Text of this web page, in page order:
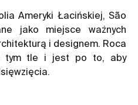
Ameryki Łacińskiej, São
jako miejsce ważnych
i designem. Roca
tym tle i jest po to, aby